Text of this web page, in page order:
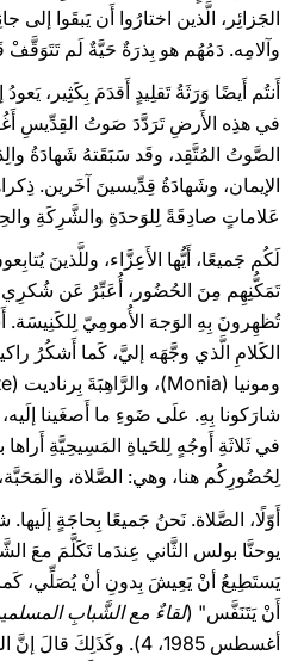
الجَزائِر، الَّذين اختارُوا أَن يَبقَوا
وآلامِه. دَمُهُم هو بِذرَةٌ حَيَّةٌ لَم تَتَوَقَّفْ
أَنتُم أَيضًا وَرَثَةُ تَقلِيدٍ أَقدَمَ بِكَثِير،
في هذِه الأَرضِ تَرَدَّدَ صَوتُ القِدِّيسِ
الصَّوتُ المُتَّقِد، وقَد سَبَقَتهُ شَهادَةُ
الإيمان، وشَهادَةُ قِدِّيسينَ آخَرين.
عَلاماتٍ صادِقَةً لِلوَحدَةِ والشَّرِكَةِ
لَكُم جَميعًا، أَيُّها الأَعِزَّاء، وللَّذينَ
تَمَكُّنِهِم مِنَ الحُضُور، أُعَبِّرُ عَن شُكرِي
تُظهِرونَ بِهِ الوَجهَ الأُمومِيّ
شارَكونا بِهِ. علَى ضَوءِ ما أَصغَينا
في ثَلاثَةِ أَوجُهٍ لِلحَياةِ المَسِيحِيَّةِ أَراها
لِحُضُورِكُم هنا، وهي: الصَّلاة،
أَوّلًا، الصَّلاة. نَحنُ جَميعًا بِحاجَةٍ
يوحنَّا بولس الثَّاني عِندَما تَكَلَّمَ معَ
يَستَطِيعُ أنْ يَعِيشَ بِدونِ أنْ يُصَلِّي،
أَنْ يَتَنَفَّس" (لقاءٌ مع الشَّبابِ
أغسطس 1985، 4). وكَذَلِكَ